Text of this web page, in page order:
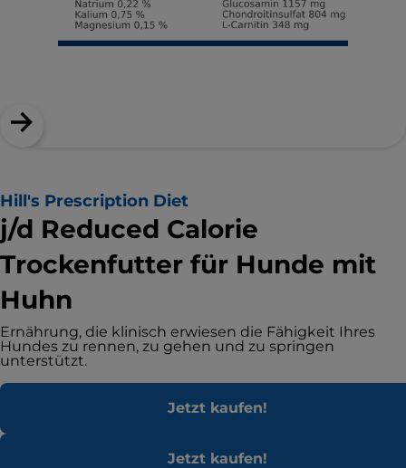
Hill's Prescription Diet
j/d Reduced Calorie
Trockenfutter für Hunde mit
Huhn
Ernährung, die klinisch erwiesen die Fähigkeit Ihres
Hundes zu rennen, zu gehen und zu springen
unterstützt.
Jetzt kaufen!
Jetzt kaufen!